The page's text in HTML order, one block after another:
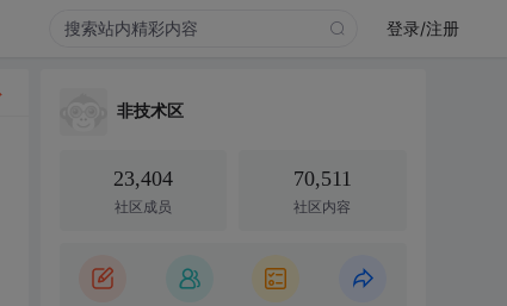
登录/注册
非技术区
23,404
社区成员
70,511
社区内容